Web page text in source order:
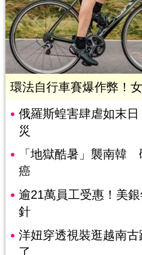
環法自行車賽爆作弊！
俄羅斯蝗害肆虐如末
災
「地獄酷暑」襲南韓
癌
逾21萬員工受惠！美
針
洋妞穿透視裝逛越南
了